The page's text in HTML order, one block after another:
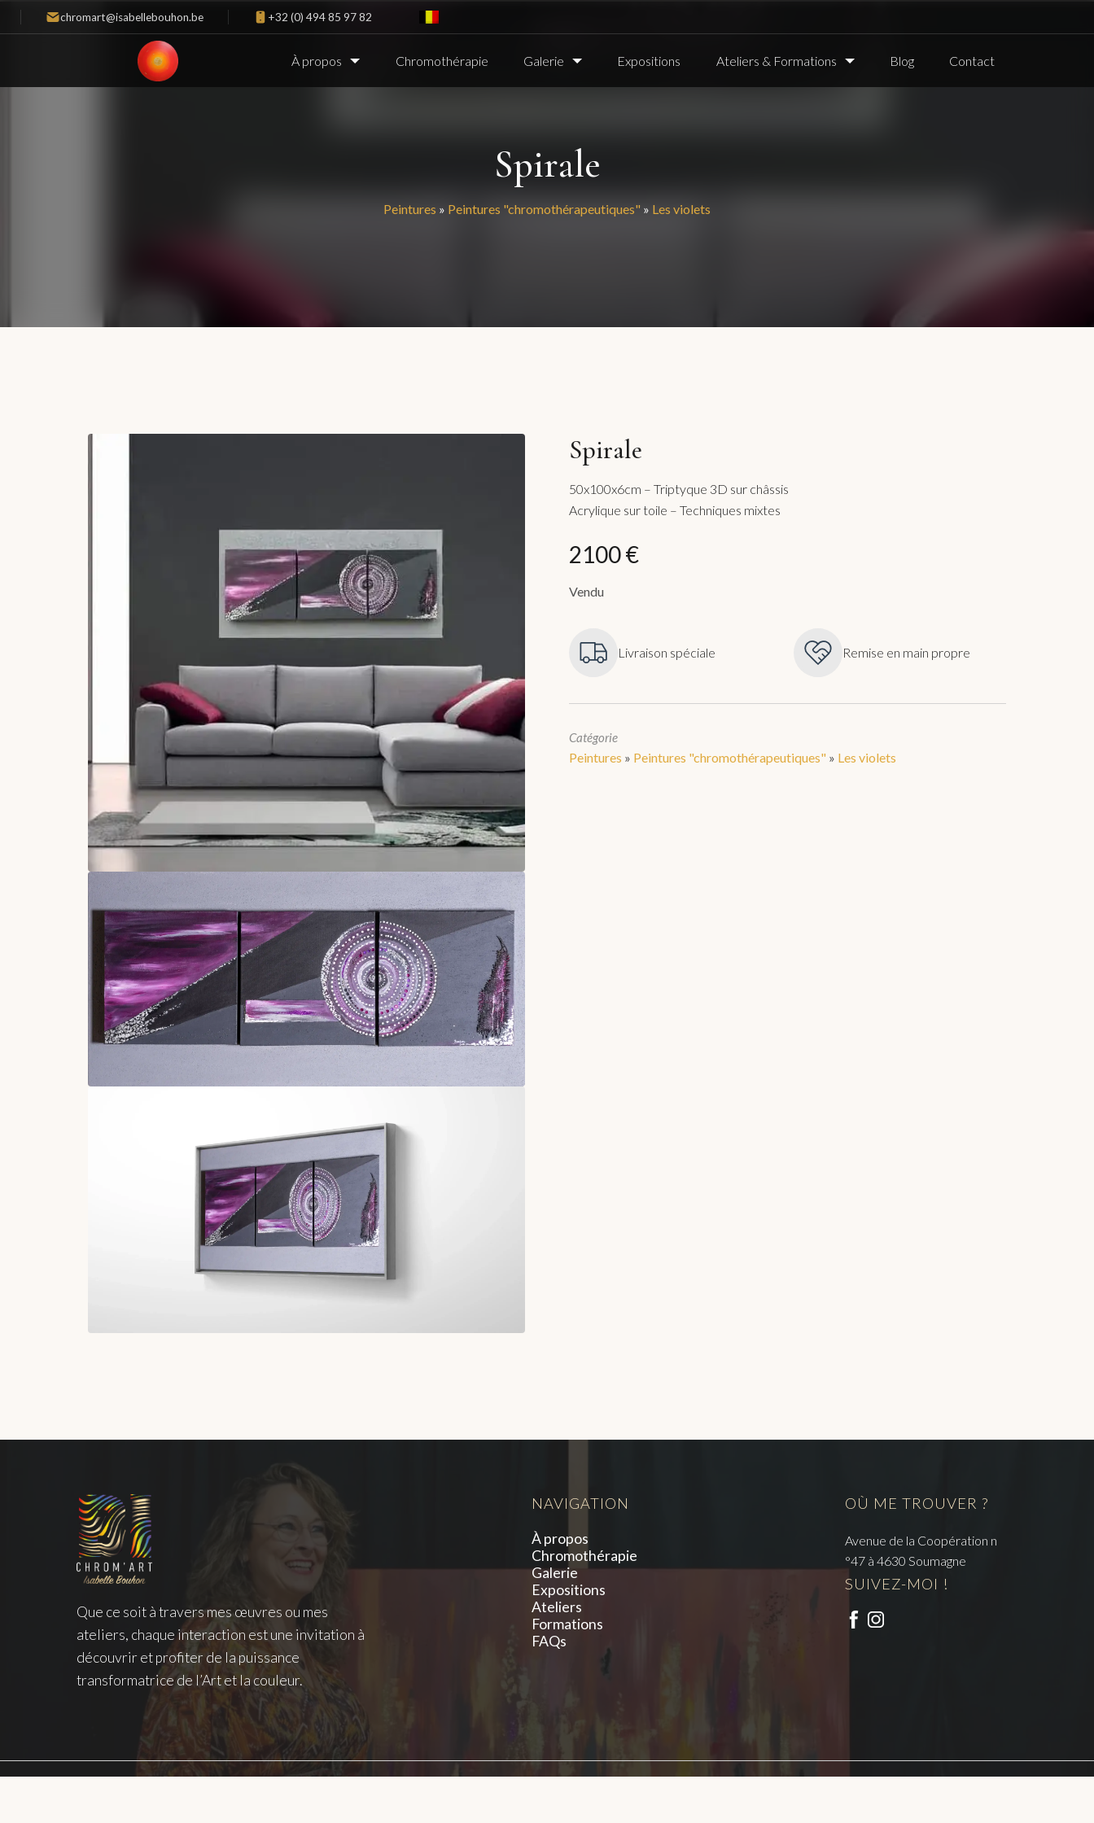
chromart@isabellebouhon.be +32 (0) 494 85 97 82
À propos Chromothérapie Galerie Expositions Ateliers & Formations Blog Contact
Spirale
Peintures » Peintures "chromothérapeutiques" » Les violets
Spirale
50x100x6cm – Triptyque 3D sur châssis
Acrylique sur toile – Techniques mixtes
2100 €
Vendu
Livraison spéciale Remise en main propre
Catégorie
Peintures » Peintures "chromothérapeutiques"» Les violets
Que ce soit à travers mes œuvres ou mes
ateliers, chaque interaction est une invitation à
découvrir et profiter de la puissance
transformatrice de l’Art et la couleur.
NAVIGATION
À propos
Chromothérapie
Galerie
Expositions
Ateliers
Formations
FAQs
OÙ ME TROUVER ?
Avenue de la Coopération n
°47 à 4630 Soumagne
SUIVEZ-MOI !